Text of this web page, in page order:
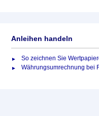
Anleihen handeln
So zeichnen Sie
Währungsumrechnung bei